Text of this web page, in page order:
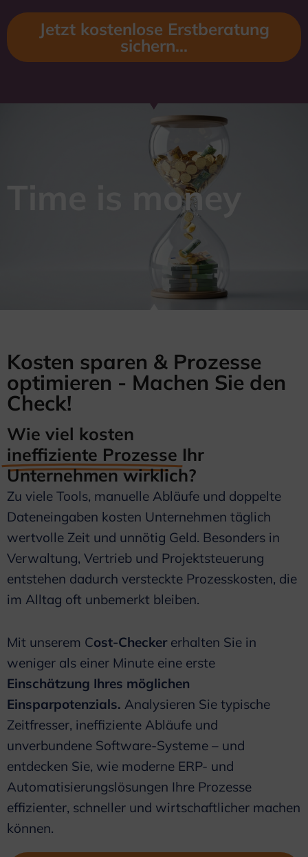
Jetzt kostenlose Erstberatung
sichern...
Time is money
Kosten sparen & Prozesse
optimieren - Machen Sie den
Check!
Wie viel kosten
ineffiziente Prozesse Ihr
Unternehmen wirklich?
Zu viele Tools, manuelle Abläufe und doppelte
Dateneingaben kosten Unternehmen täglich
wertvolle Zeit und unnötig Geld. Besonders in
Verwaltung, Vertrieb und Projektsteuerung
entstehen dadurch versteckte Prozesskosten, die
im Alltag oft unbemerkt bleiben.
Mit unserem Cost-Checkererhalten Sie in
weniger als einer Minute eine erste
Einschätzung Ihres möglichen
Einsparpotenzials. Analysieren Sie typische
Zeitfresser, ineffiziente Abläufe und
unverbundene Software-Systeme – und
entdecken Sie, wie moderne ERP- und
Automatisierungslösungen Ihre Prozesse
effizienter, schneller und wirtschaftlicher machen
können.